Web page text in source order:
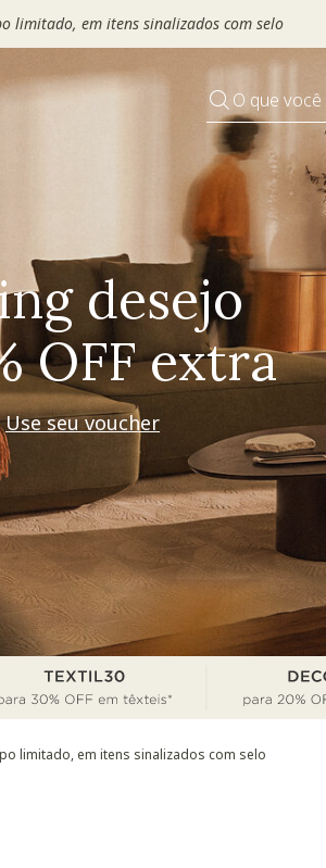
até 30% OFF*: useMOVEL30, TEXTIL30 OU
O que
rituais
mudanças
Decorar
limitado, em itens sinalizados com selo